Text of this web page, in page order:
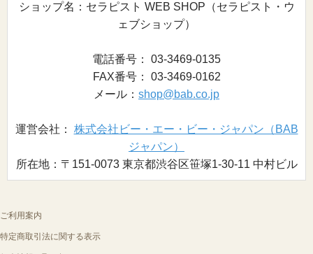
ショップ名：セラピスト WEB SHOP（セラピスト・ウ
ェブショップ）
電話番号： 03-3469-0135
FAX番号： 03-3469-0162
メール： shop@bab.co.jp
運営会社： 株式会社ビー・エー・ビー・ジャパン（BAB
ジャパン）
所在地：〒151-0073 東京都渋谷区笹塚1-30-11 中村ビル
ご利用案内
特定商取引法に関する表示